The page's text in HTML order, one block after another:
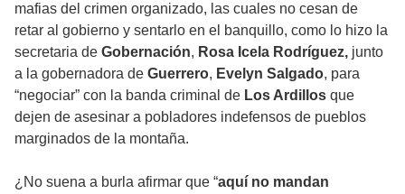
mafias del crimen organizado, las cuales no cesan de
retar al gobierno y sentarlo en el banquillo, como lo hizo la
secretaria de Gobernación, Rosa Icela Rodríguez, junto
a la gobernadora de Guerrero, Evelyn Salgado, para
“negociar” con la banda criminal de Los Ardillos que
dejen de asesinar a pobladores indefensos de pueblos
marginados de la montaña.
¿No suena a burla afirmar que “aquí no mandan